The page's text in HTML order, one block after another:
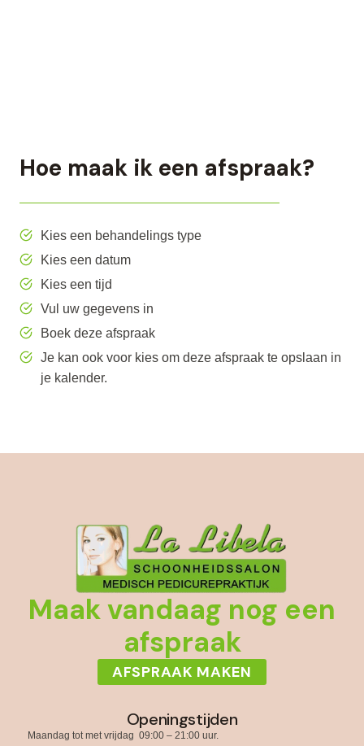
Hoe maak ik een afspraak?
Kies een behandelings type
Kies een datum
Kies een tijd
Vul uw gegevens in
Boek deze afspraak
Je kan ook voor kies om deze afspraak te opslaan in
je kalender.
Maak vandaag nog een
afspraak
AFSPRAAK MAKEN
Openingstijden
Maandag tot met vrijdag 09:00 – 21:00 uur.